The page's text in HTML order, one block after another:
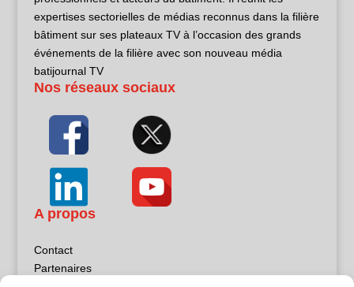
expertises sectorielles de médias reconnus dans la filière
bâtiment sur ses plateaux TV à l’occasion des grands
événements de la filière avec son nouveau média
batijournal TV
Nos réseaux sociaux
A propos
Contact
Partenaires